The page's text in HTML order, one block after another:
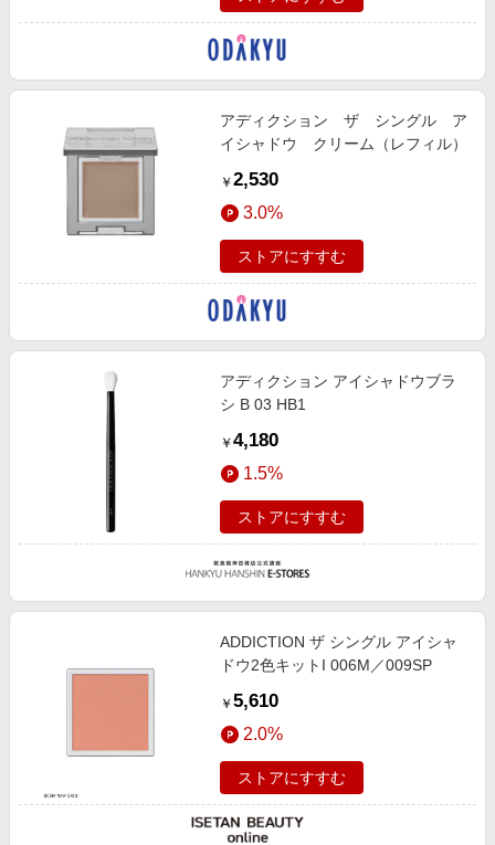
アディクション ザ シングル ア
イシャドウ クリーム（レフィル）
￥ 2,530
3.0%
ストアにすすむ
アディクション アイシャドウブラ
シ B 03 HB1
￥ 4,180
1.5%
ストアにすすむ
ADDICTION ザ シングル アイシャ
ドウ2色キットI 006M／009SP
￥ 5,610
2.0%
ストアにすすむ